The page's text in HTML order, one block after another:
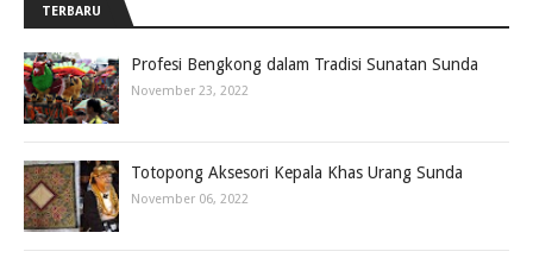
TERBARU
Profesi Bengkong dalam Tradisi Sunatan Sunda
November 23, 2022
Totopong Aksesori Kepala Khas Urang Sunda
November 06, 2022